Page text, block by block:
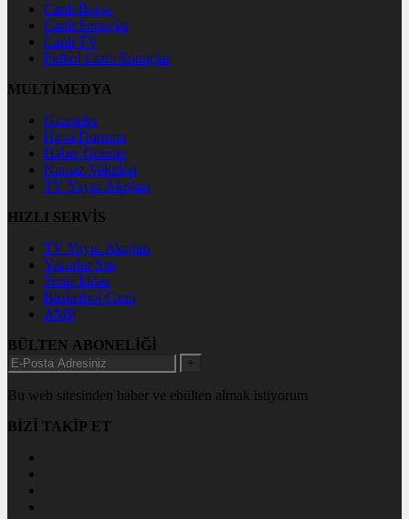
Canlı Borsa
Canlı Sonuçlar
Canlı TV
Futbol Canlı Sonuçlar
MULTİMEDYA
Gazeteler
Hava Durumu
Haber Gönder
Namaz Vakitleri
TV Yayın Akışları
HIZLI SERVİS
TV Yayın Akışları
Yazarlar Site
Tenis İddaa
Basketbol Canlı
AMP
BÜLTEN ABONELİĞİ
+
Bu web sitesinden haber ve ebülten almak istiyorum
BİZİ TAKİP ET